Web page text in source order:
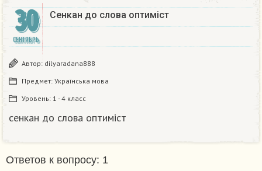
30
СЕНТЯБРЬ
Сенкан до слова оптиміст ​
Автор: dilyaradana888
Предмет: Українська мова
Уровень: 1 - 4 класс
сенкан до слова оптиміст ​
Ответов к вопросу: 1